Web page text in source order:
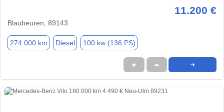
11.200 €
Blaubeuren, 89143
274.000 km Diesel 100 kw (136 PS)
★ ➦ ➜